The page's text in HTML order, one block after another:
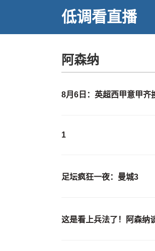
低调看直播
阿森纳
8月6日：英超西甲意甲齐
1
足坛疯狂一夜：曼城3
这是看上兵法了！阿森纳